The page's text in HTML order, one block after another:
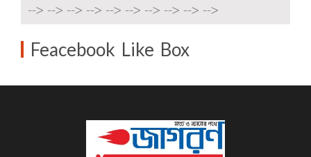
--> --> --> --> --> --> --> --> --> -->
Feacebook Like Box